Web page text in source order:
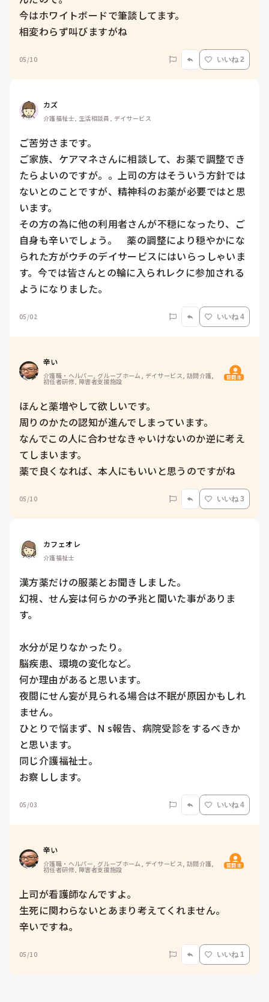
今はホワイトボードで筆談してます。
05/10 いいね 2
カズ
介護福祉士, 生活相談員, デイサービス
ご苦労さまです。
ご家族、ケアマネさんに相談して、お薬で調整でき
たらよいのですが。。上司の方はそういう方針では
ないとのことですが、精神科のお薬が必要ではと思
います。
その方の為に他の利用者さんが不穏になったり、ご
自身も辛いでしょう。　薬の調整により穏やかにな
られた方がウチのデイサービスにはいらっしゃいま
す。今では皆さんとの輪に入られレクに参加される
ようになりました。
05/02 いいね 4
辛い
介護職・ヘルパー, グループホーム, デイサービス, 訪問介護,
初任者研修, 障害者支援施設 質問主
ほんと薬増やして欲しいです。
周りのかたの認知が進んでしまっています。
なんでこの人に合わせなきゃいけないのか逆に考え
てしまいます。
薬で良くなれば、本人にもいいと思うのですがね
05/10 いいね 3
カフェオレ
介護福祉士
漢方薬だけの服薬とお聞きしました。
幻視、せん妄は何らかの予兆と聞いた事がありま
す。
水分が足りなかったり。
脳疾患、環境の変化など。
何か理由があると思います。
夜間にせん妄が見られる場合は不眠が原因かもしれ
ません。
ひとりで悩まず、N s報告、病院受診をするべきか
と思います。
同じ介護福祉士。
お察しします。
05/03 いいね 4
辛い
介護職・ヘルパー, グループホーム, デイサービス, 訪問介護,
初任者研修, 障害者支援施設 質問主
上司が看護師なんですよ。
生死に関わらないとあまり考えてくれません。
辛いですね。
05/10 いいね 1